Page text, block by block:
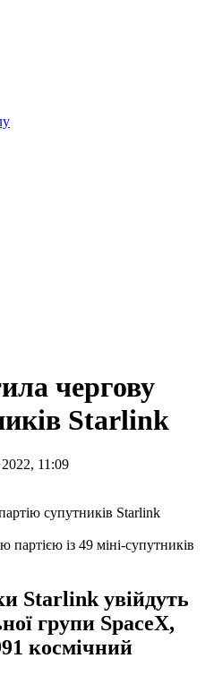
чергову
Starlink
11:09
партією із 49 міні-супутників
Starlink увійдуть
групи SpaceX,
космічний